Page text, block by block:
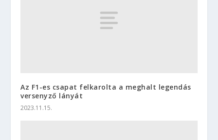
Az F1-es csapat felkarolta a meghalt legendás
versenyző lányát
2023.11.15.